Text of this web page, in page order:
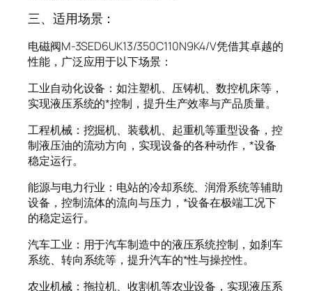
三、适用场景：
电磁阀M-3SED6UK13/350C110N9K4/V凭借其卓越的
性能，广泛应用于以下场景：
工业自动化设备：如注塑机、压铸机、数控机床等，
实现液压系统的*控制，提升生产效率与产品质量。
工程机械：挖掘机、装载机、起重机等重型设备，控
制液压油的流动方向，实现设备的各种动作，*设备
稳定运行。
能源与电力行业：电站的冷却系统、润滑系统等辅助
设备，控制流体的流向与压力，*设备在极端工况下
的稳定运行。
汽车工业：用于汽车制造中的液压系统控制，如刹车
系统、转向系统等，提升汽车的*性与操控性。
农业机械：拖拉机、收割机等农业设备，实现液压系